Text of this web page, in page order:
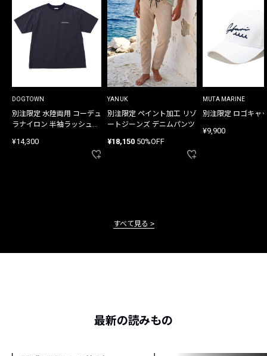
DOGTOWN
別注限定 水陸両用 コーデュ
ラナイロン 半袖ラッシュガ
¥14,300
YANUK
別注限定 ペイント加工 リゾ
ートジーンズ デニムパンツ
¥18,150 50%OFF
MUTA MARINE
別注限定 ロゴキャ
¥9,900
すべて見る
最新の読みもの